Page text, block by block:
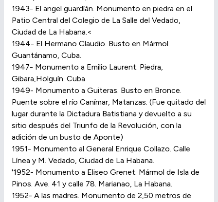
1943- El angel guardíán. Monumento en piedra en el
Patio Central del Colegio de La Salle del Vedado,
Ciudad de La Habana.<
1944- El Hermano Claudio. Busto en Mármol.
Guantánamo, Cuba.
1947- Monumento a Emilio Laurent. Piedra,
Gibara,Holguín. Cuba
1949- Monumento a Guiteras. Busto en Bronce.
Puente sobre el río Canímar, Matanzas. (Fue quitado del
lugar durante la Dictadura Batistiana y devuelto a su
sitio después del Triunfo de la Revolución, con la
adición de un busto de Aponte)
1951- Monumento al General Enrique Collazo. Calle
Línea y M. Vedado, Ciudad de La Habana.
'1952- Monumento a Eliseo Grenet. Mármol de Isla de
Pinos. Ave. 41 y calle 78. Marianao, La Habana.
1952- A las madres. Monumento de 2,50 metros de